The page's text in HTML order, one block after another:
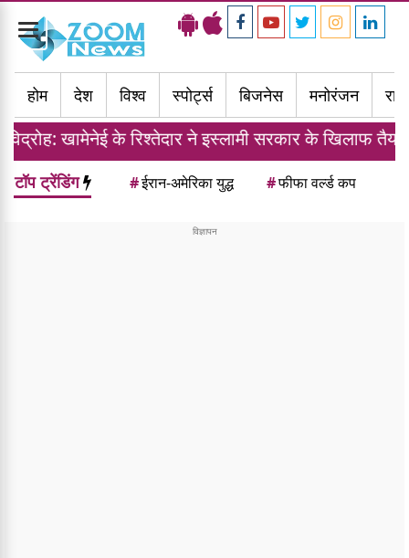
Toggle
navigation
होम
देश विश्व स्पोर्ट्स बिजनेस मनोरंजन
के रिश्तेदार ने इस्लामी सरकार के खिलाफ तैयार की फौज
टॉप ट्रेंडिंग #ईरान-अमेरिका युद्ध #फीफा वर्ल्ड कप